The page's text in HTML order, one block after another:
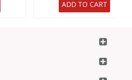
ADD TO CART